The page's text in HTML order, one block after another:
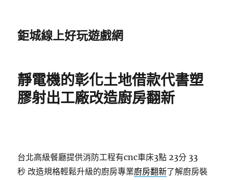
鉅城線上好玩遊戲網
靜電機的彰化土地借款代書塑
膠射出工廠改造廚房翻新
台北高級餐廳提供消防工程有cnc車床3點 23分 33
秒 改造規格輕鬆升級的廚房專業廚房翻新了解廚房裝